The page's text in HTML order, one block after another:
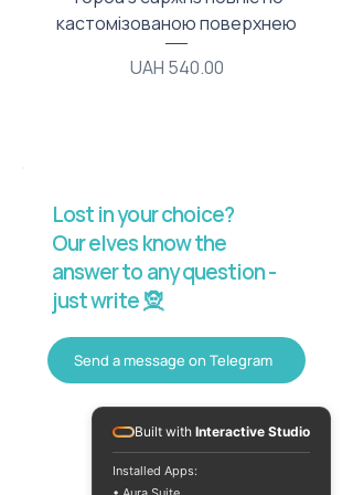
кастомізованою поверхнею
Price
UAH 540.00
Lost in your choice?
Our elves know the
answer to any question -
just write 🧝
Send a message on Telegram
Built with Interactive Studio
Installed Apps: